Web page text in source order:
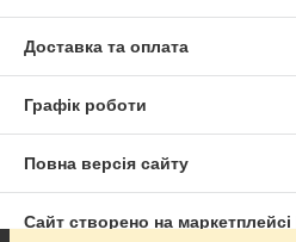
Доставка та оплата
Графік роботи
Повна версія сайту
Сайт створено на маркетплейсі